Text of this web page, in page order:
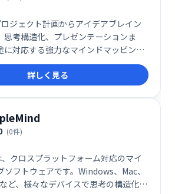
ジェクト計画からアイデアブレイン
思考構造化、プレゼンテーションま
に対応する強力なマインドマッピング
イデア作成・共有をスムーズに行え、
計やディスカッション、ポスター作
します。直感的な操作で思考を可視化
め、チームワークを促進します。様々
ブな活動に活用できます。
詳しく見る
(0件)
クロスプラットフォーム対応のマイ
ソフトウェアです。Windows、Mac、
ど、様々なデバイスで思考の構造化、